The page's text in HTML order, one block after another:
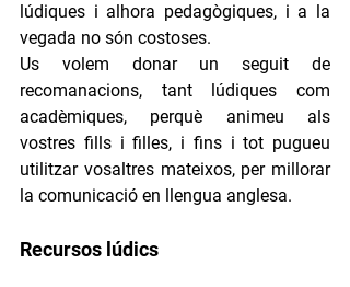
lúdiques i alhora pedagògiques, i a la
vegada no són costoses.
Us volem donar un seguit de
recomanacions, tant lúdiques com
acadèmiques, perquè animeu als
vostres fills i filles, i fins i tot pugueu
utilitzar vosaltres mateixos, per millorar
la comunicació en llengua anglesa.
Recursos lúdics